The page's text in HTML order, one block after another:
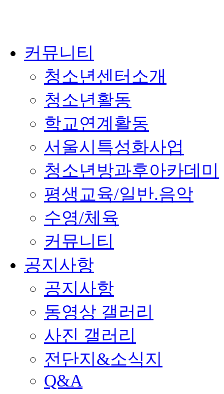
커뮤니티
청소년센터소개
청소년활동
학교연계활동
서울시특성화사업
청소년방과후아카데미
평생교육/일반.음악
수영/체육
커뮤니티
공지사항
공지사항
동영상 갤러리
사진 갤러리
전단지&소식지
Q&A